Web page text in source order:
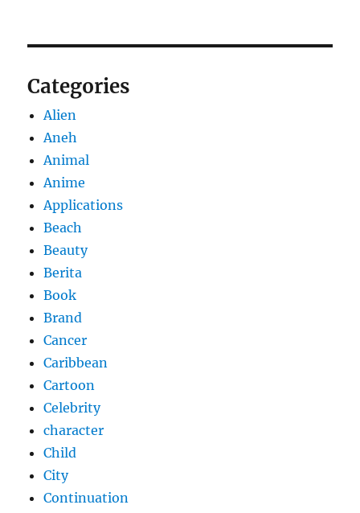
Categories
Alien
Aneh
Animal
Anime
Applications
Beach
Beauty
Berita
Book
Brand
Cancer
Caribbean
Cartoon
Celebrity
character
Child
City
Continuation